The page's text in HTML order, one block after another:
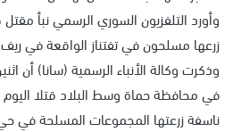
وأورد التلفزيون السوري الرسمي نبأ
زرعها مسلحون في تفتناز الواقعة في
وذكرت وكالة الأنباء الرسمية (سانا) أن
في محافظة حماة وسط البلاد قتلا اليوم
ناسفة زرعتها المجموعات المسلحة في